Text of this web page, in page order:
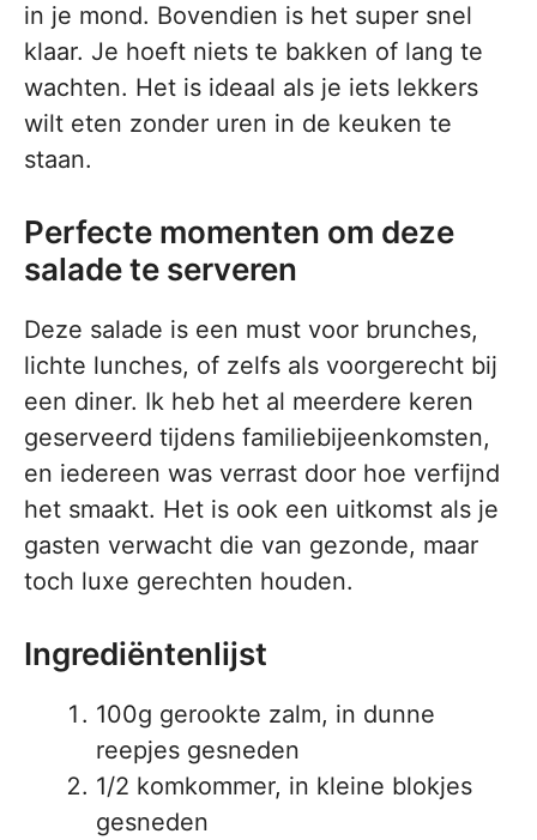
in je mond. Bovendien is het super snel
klaar. Je hoeft niets te bakken of lang te
wachten. Het is ideaal als je iets lekkers
wilt eten zonder uren in de keuken te
staan.
Perfecte momenten om deze
salade te serveren
Deze salade is een must voor brunches,
lichte lunches, of zelfs als voorgerecht bij
een diner. Ik heb het al meerdere keren
geserveerd tijdens familiebijeenkomsten,
en iedereen was verrast door hoe verfijnd
het smaakt. Het is ook een uitkomst als je
gasten verwacht die van gezonde, maar
toch luxe gerechten houden.
Ingrediëntenlijst
100g gerookte zalm, in dunne
reepjes gesneden
1/2 komkommer, in kleine blokjes
gesneden